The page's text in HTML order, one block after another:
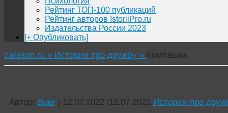
Рейтинг ТОП-100 публикаций
Рейтинг авторов IstoriiPro.ru
Издательства России 2023
[+ Опубликовать]
carsson.ru » Истории про дружбу » Компашка
Автор: Buer | 12.07.2022 |12.07.2022 Истории про